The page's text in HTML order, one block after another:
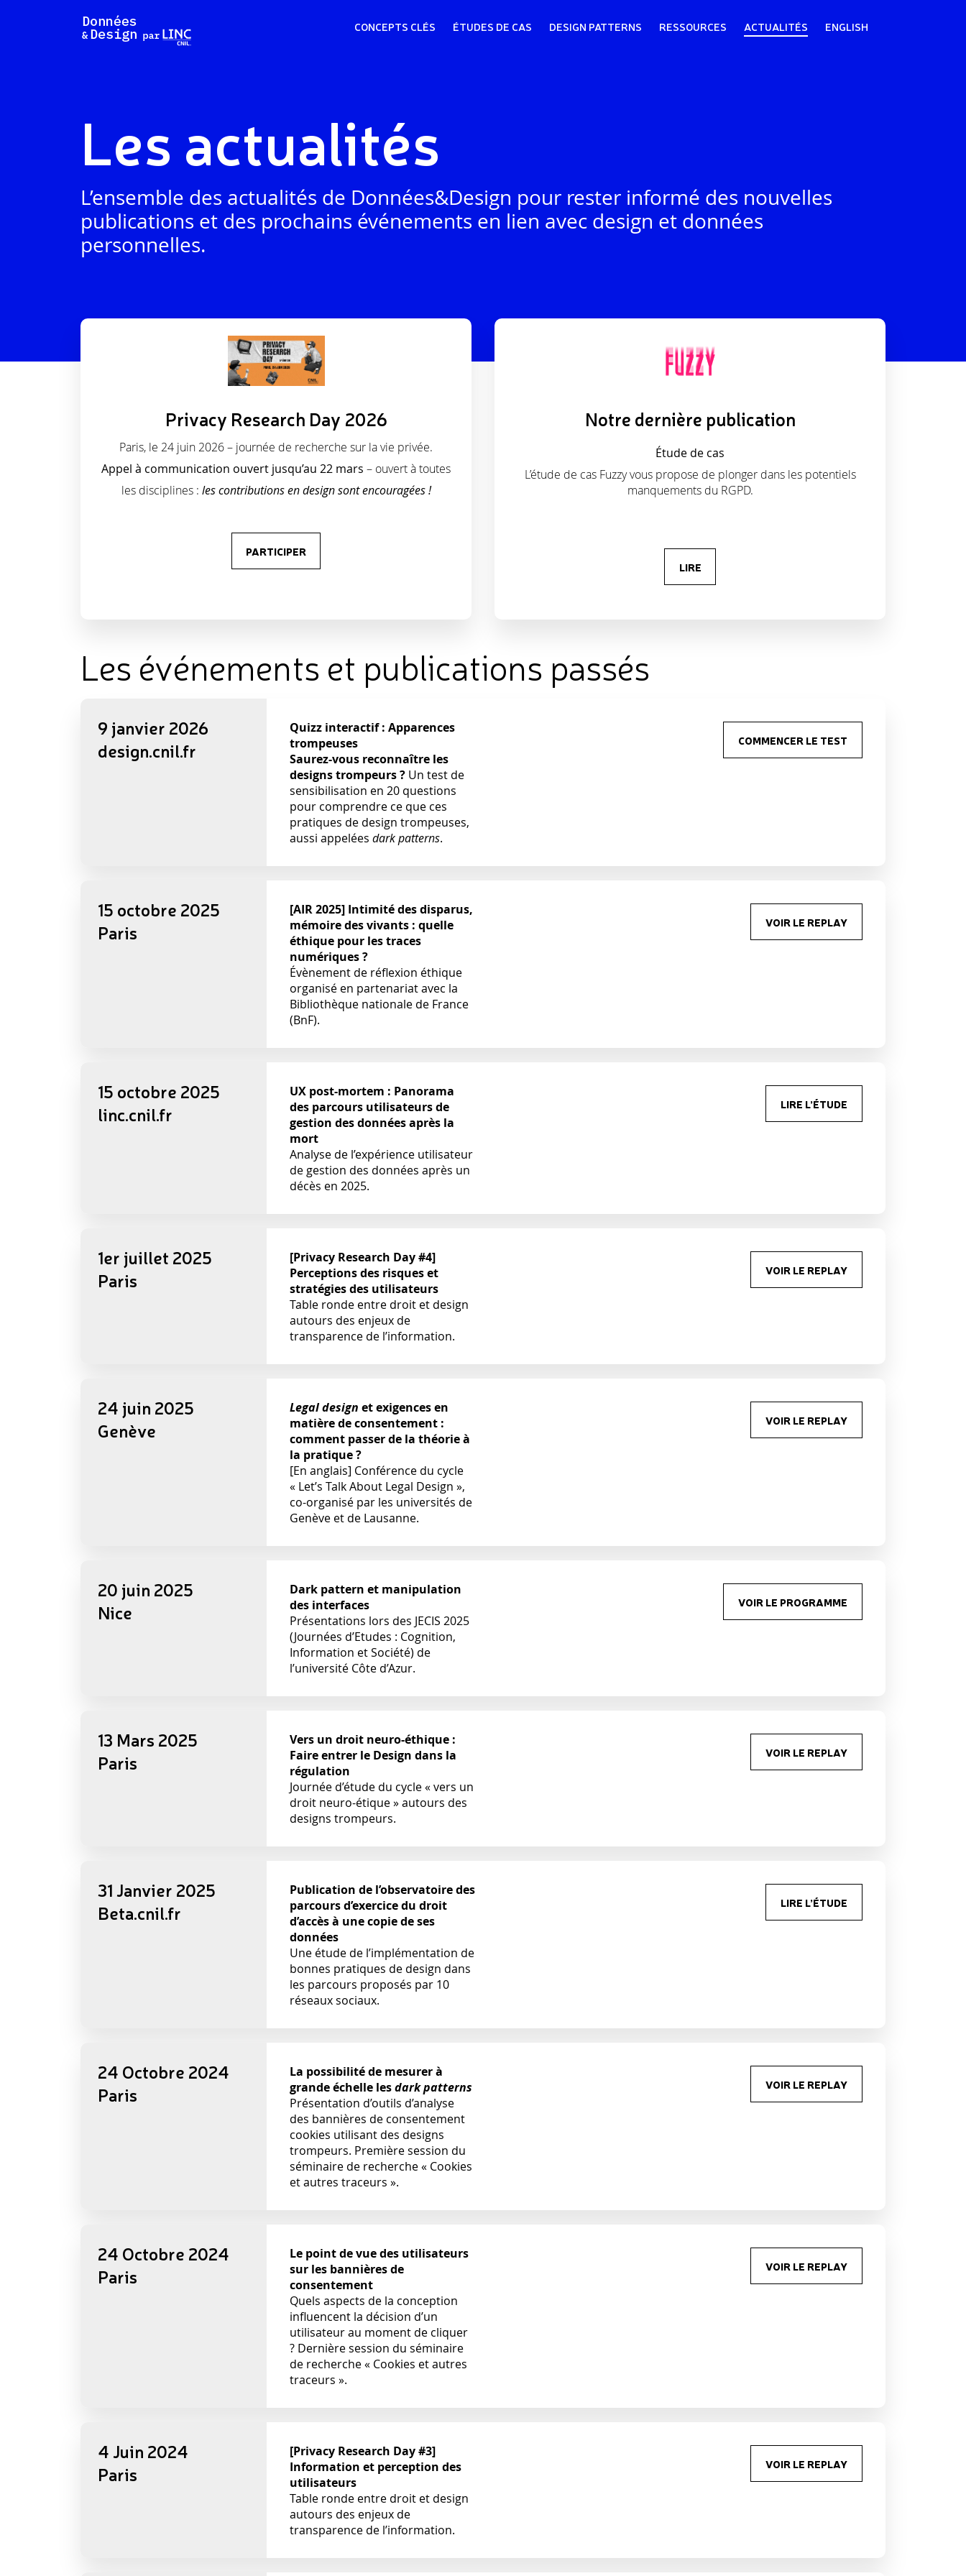
CONCEPTS CLÉS ÉTUDES DE CAS DESIGN PATTERNS RESSOURCES ACTUALITÉS ENGLISH
Les actualités
L’ensemble des actualités de Données&Design pour rester informé des nouvelles
publications et des prochains événements en lien avec design et données
personnelles.
Privacy Research Day 2026
Paris, le 24 juin 2026 – journée de recherche sur la vie privée.
Appel à communication ouvert jusqu’au 22 mars – ouvert à toutes
les disciplines : les contributions en design sont encouragées !
PARTICIPER
Notre dernière publication
Étude de cas
L’étude de cas Fuzzy vous propose de plonger dans les potentiels
manquements du RGPD.
LIRE
Les événements et publications passés
9 janvier 2026
design.cnil.fr
Quizz interactif : Apparences
trompeuses
Saurez-vous reconnaître les
designs trompeurs ?Un test de
sensibilisation en 20 questions
pour comprendre ce que ces
pratiques de design trompeuses,
aussi appelées dark patterns.
COMMENCER LE TEST
15 octobre 2025
Paris
[AIR 2025] Intimité des disparus,
mémoire des vivants : quelle
éthique pour les traces
numériques ?
Évènement de réflexion éthique
organisé en partenariat avec la
Bibliothèque nationale de France
(BnF).
VOIR LE REPLAY
15 octobre 2025
linc.cnil.fr
UX post-mortem : Panorama
des parcours utilisateurs de
gestion des données après la
mort
Analyse de l’expérience utilisateur
de gestion des données après un
décès en 2025.
LIRE L’ÉTUDE
1er juillet 2025
Paris
[Privacy Research Day #4]
Perceptions des risques et
stratégies des utilisateurs
Table ronde entre droit et design
autours des enjeux de
transparence de l’information.
VOIR LE REPLAY
24 juin 2025
Genève
Legal design et exigences en
matière de consentement :
comment passer de la théorie à
la pratique ?
[En anglais] Conférence du cycle
« Let’s Talk About Legal Design »,
co-organisé par les universités de
Genève et de Lausanne.
VOIR LE REPLAY
20 juin 2025
Nice
Dark pattern et manipulation
des interfaces
Présentations lors des JECIS 2025
(Journées d’Etudes : Cognition,
Information et Société) de
l’université Côte d’Azur.
VOIR LE PROGRAMME
13 Mars 2025
Paris
Vers un droit neuro-éthique :
Faire entrer le Design dans la
régulation
Journée d’étude du cycle « vers un
droit neuro-étique » autours des
designs trompeurs.
VOIR LE REPLAY
31 Janvier 2025
Beta.cnil.fr
Publication de l’observatoire des
parcours d’exercice du droit
d’accès à une copie de ses
données
Une étude de l’implémentation de
bonnes pratiques de design dans
les parcours proposés par 10
réseaux sociaux.
LIRE L’ÉTUDE
24 Octobre 2024
Paris
La possibilité de mesurer à
grande échelle lesdark patterns
Présentation d’outils d’analyse
des bannières de consentement
cookies utilisant des designs
trompeurs. Première session du
séminaire de recherche « Cookies
et autres traceurs ».
VOIR LE REPLAY
24 Octobre 2024
Paris
Le point de vue des utilisateurs
sur les bannières de
consentement
Quels aspects de la conception
influencent la décision d’un
utilisateur au moment de cliquer
? Dernière session du séminaire
de recherche « Cookies et autres
traceurs ».
VOIR LE REPLAY
4 Juin 2024
Paris
[Privacy Research Day #3]
Information et perception des
utilisateurs
Table ronde entre droit et design
autours des enjeux de
transparence de l’information.
VOIR LE REPLAY